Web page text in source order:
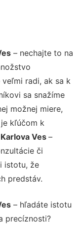
– nechajte to na
radi, ak sa k
sa snažíme
možnej miere,
kľúčom k
Ves –
či
istotu, že
predstáv.
– hľadáte istotu
precíznosti?